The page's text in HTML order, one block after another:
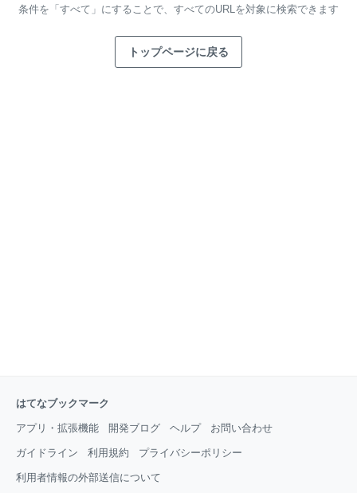
条件を「すべて」にすることで、 すべてのURLを対象に検索できます
トップページに戻る
はてなブックマーク
アプリ・拡張機能 開発ブログ ヘルプ お問い合わせ
ガイドライン 利用規約 プライバシーポリシー
利用者情報の外部送信について